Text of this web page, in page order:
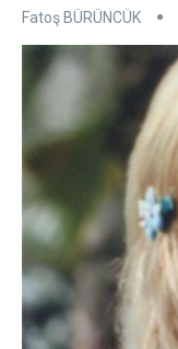
Fatoş BÜRÜNCÜK